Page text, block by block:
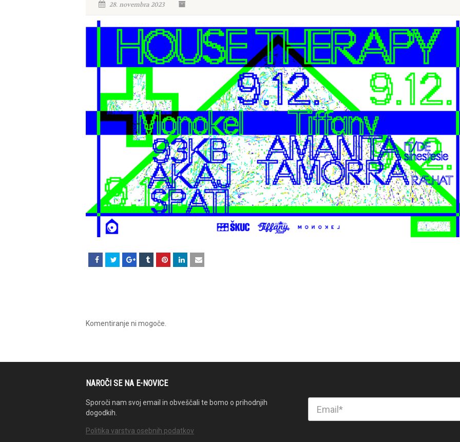
28. novembra 2023
Komentiranje ni mogoče.
NAROČI SE NA E-NOVICE
Sporoči nam svoj email in obveščali te bomo o prihodnjih
dogodkih.
Politika varstva osebnih podatkov